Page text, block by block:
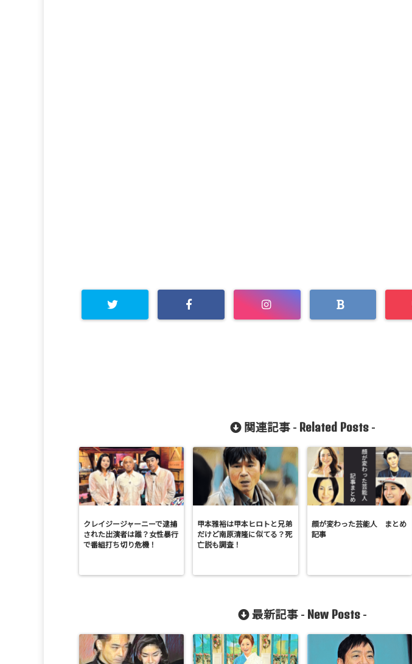
関連記事 - Related Posts-
クレイジージャーニーで逮捕
された出演者は誰？女性暴行
で番組打ち切り危機！
甲本雅裕は甲本ヒロトと兄弟
だけど南原清隆に似てる？死
亡説も調査！
顔が変わった芸能人 まとめ
記事
最新記事 - New Posts -